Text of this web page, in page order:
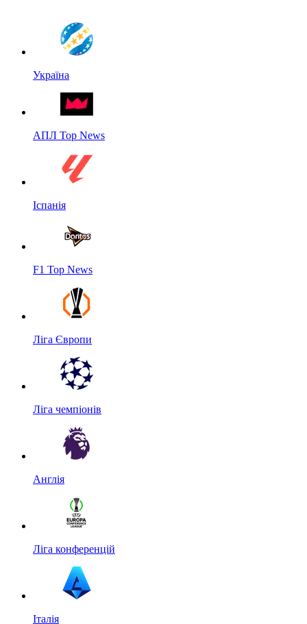
Україна
АПЛ Top News
Іспанія
F1 Top News
Ліга Європи
Ліга чемпіонів
Англія
Ліга конференцій
Італія